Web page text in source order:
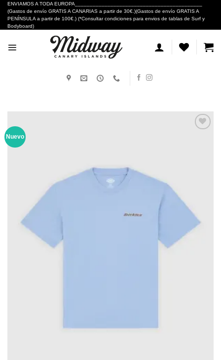
Skip
content
ENVIAMOS A TODA EUROPA___________________________________________
(Gastos de envío GRATIS A CANARIAS a partir de 30€.)(Gastos de envío GRATIS A
PENÍNSULA a partir de 100€.) (*Consultar condiciones para envios de tablas de Surf y
Bodyboard)
Nuevo